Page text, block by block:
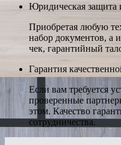
Юридическая защита
Приобретая любую
набор документов, а
чек, гарантийный
Гарантия
Если вам требуется
проверенные
этом. Качество
сотрудничества.